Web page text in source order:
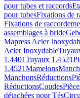
pour tubes et raccords
pour tubesFixations de
Fixations de
assemblages à bride
Mapress Acier
Acier Inoxydable
1.4401Tuyaux 1.4521
1.4521Mamelons
ManchonsRéductions
RéductionsCoudes
détachées pour Tés